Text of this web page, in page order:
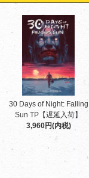
30 Days of Night: Falling
Sun TP【遅延入荷】
3,960円(内税)